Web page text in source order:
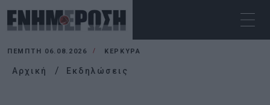
ΠΈΜΠΤΗ 06.08.2026 ΚΕΡΚΥΡΑ
Αρχική Εκδηλώσεις